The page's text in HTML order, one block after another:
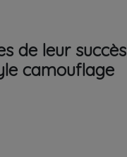
de leur succès
camouflage